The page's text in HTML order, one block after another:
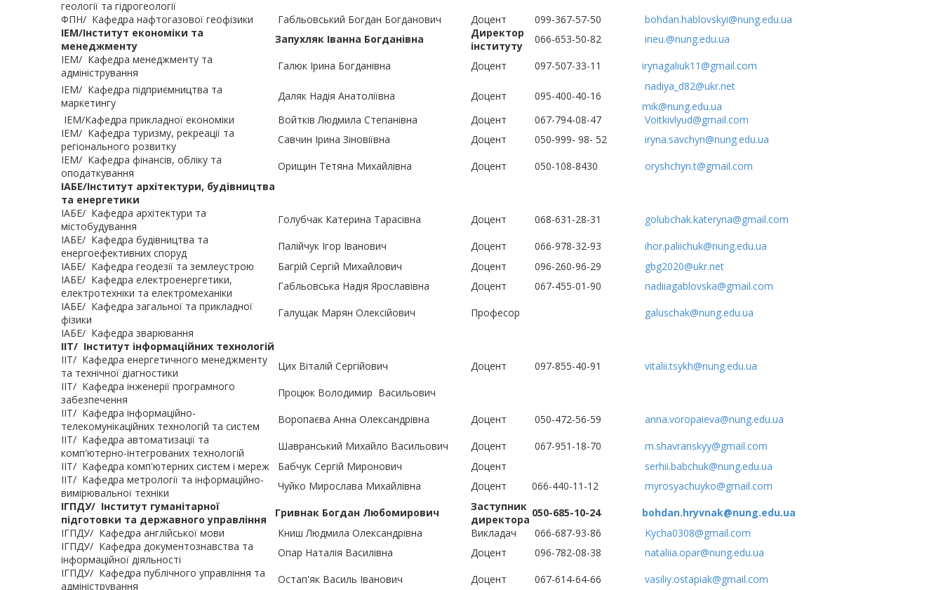
геології та гідрогеології
ФПН/ Кафедра нафтогазової геофізики Габльовський Богдан Богданович Доцент 099-367-57-50
bohdan.hablovskyi@nung.edu.ua
ІЕМ/Інститут економіки та
менеджменту
Запухляк Іванна Богданівна
Директор
інституту
066-653-50-82
ineu.@nung.edu.ua
ІЕМ/ Кафедра менеджменту та
адміністрування
Галюк Ірина Богданівна Доцент 097-507-33-11
irynagaliuk11@gmail.com
ІЕМ/ Кафедра підприємництва та
маркетингу
Даляк Надія Анатоліївна Доцент 095-400-40-16
nadiya_d82@ukr.net
mik@nung.edu.ua
ІЕМ/Кафедра прикладної економіки
Войтків Людмила Степанівна Доцент 067-794-08-47
Voitkivlyud@gmail.com
ІЕМ/ Кафедра туризму, рекреації та
регіонального розвитку
Савчин Ірина Зіновіївна Доцент 050-999- 98- 52
iryna.savchyn@nung.edu.ua
ІЕМ/ Кафедра фінансів, обліку та
оподаткування
Орищин Тетяна Михайлівна Доцент 050-108-8430
oryshchyn.t@gmail.com
ІАБЕ/Інститут архітектури, будівництва
та енергетики
ІАБЕ/ Кафедра архітектури та
містобудування
Голубчак Катерина Тарасівна Доцент 068-631-28-31
golubchak.kateryna@gmail.com
ІАБЕ/ Кафедра будівництва та
енергоефективних споруд
Палійчук Ігор Іванович Доцент 066-978-32-93
ihor.paliichuk@nung.edu.ua
ІАБЕ/ Кафедра геодезії та землеустрою Багрій Сергій Михайлович Доцент 096-260-96-29
gbg2020@ukr.net
ІАБЕ/ Кафедра електроенергетики,
електротехніки та електромеханіки
Габльовська Надія Ярославівна Доцент 067-455-01-90
nadiiagablovska@gmail.com
ІАБЕ/ Кафедра загальної та прикладної
фізики
Галущак Марян Олексійович Професор
galuschak@nung.edu.ua
ІАБЕ/ Кафедра зварювання
ІІТ/ Інститут інформаційних технологій
ІІТ/ Кафедра енергетичного менеджменту
та технічної діагностики
Цих Віталій Сергійович Доцент 097-855-40-91
vitalii.tsykh@nung.edu.ua
ІІТ/ Кафедра інженерії програмного
забезпечення
Процюк Володимир Васильович
ІІТ/ Кафедра інформаційно-
телекомунікаційних технологій та систем
Воропаєва Анна Олександрівна Доцент 050-472-56-59
anna.voropaieva@nung.edu.ua
ІІТ/ Кафедра автоматизації та
комп'ютерно-інтегрованих технологій
Шавранський Михайло Васильович Доцент 067-951-18-70
m.shavranskyy@gmail.com
ІІТ/ Кафедра комп'ютерних систем і мереж Бабчук Сергій Миронович Доцент
serhii.babchuk@nung.edu.ua
ІІТ/ Кафедра метрології та інформаційно-
вимірювальної техніки
Чуйко Мирослава Михайлівна Доцент 066-440-11-12
myrosyachuyko@gmail.com
ІГПДУ/ Інститут гуманітарної
підготовки та державного управління
Гривнак Богдан Любомирович
Заступник
директора
050-685-10-24
bohdan.hryvnak@nung.edu.ua
ІГПДУ/ Кафедра англійської мови Книш Людмила Олександрівна Викладач 066-687-93-86
Kycha0308@gmail.com
ІГПДУ/ Кафедра документознавства та
інформаційної діяльності
Опар Наталія Василівна Доцент 096-782-08-38
nataliia.opar@nung.edu.ua
ІГПДУ/ Кафедра публічного управління та
адміністрування
Остап'як Василь Іванович Доцент 067-614-64-66 vasiliy.ostapiak@gmail.com